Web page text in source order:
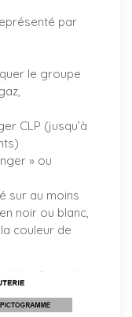
par
le groupe
CLP (jusqu’à
» ou
sur au moins
noir ou blanc,
couleur de